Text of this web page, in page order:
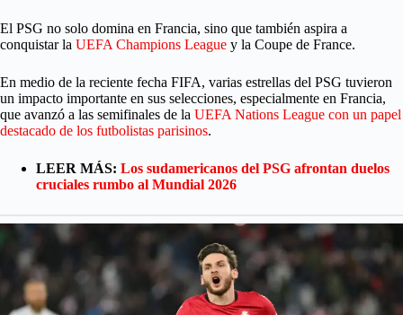
El PSG no solo domina en Francia, sino que también aspira a
conquistar la UEFA Champions League y la Coupe de France.
En medio de la reciente fecha FIFA, varias estrellas del PSG tuvieron
un impacto importante en sus selecciones, especialmente en Francia,
que avanzó a las semifinales de la UEFA Nations League con un papel
destacado de los futbolistas parisinos.
LEER MÁS: Los sudamericanos del PSG afrontan duelos
cruciales rumbo al Mundial 2026